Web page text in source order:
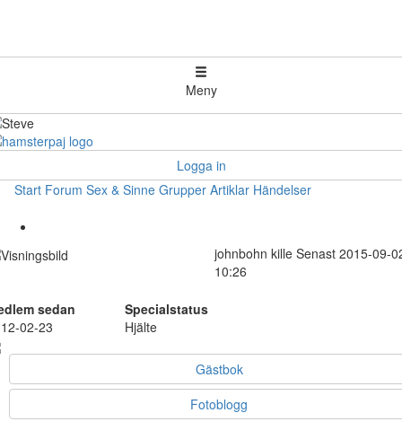
Meny
Logga in
Start Forum Sex & Sinne Grupper Artiklar Händelser
johnbohn kille Senast 2015-09-
10:26
sedan
Specialstatus
02-23
Hjälte
Gästbok
Fotoblogg